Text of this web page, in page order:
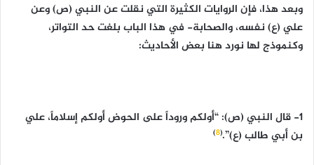
وبعد هذا، فإن الروايات الكثيرة التي نقلت عن النبي (ص) وعن
علي (ع) نفسه، والصحابة- في هذا الباب بلغت حد التواتر،
وكنموذج لها نورد هنا بعض الأحاديث:
1- قال النبي (ص): “أولكم وروداً على الحوض أولكم إسلاماً، علي
بن أبي طالب (ع)”.(
8
)